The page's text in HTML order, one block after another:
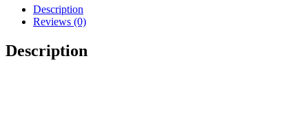
quantity
Description
Reviews (0)
Description